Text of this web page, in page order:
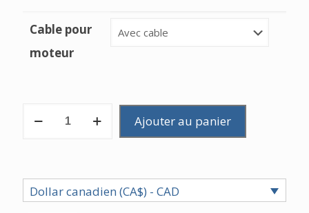
Cable pour
moteur
de
–
Kit
Ajouter au panier
Dollar canadien (CA$) - CAD